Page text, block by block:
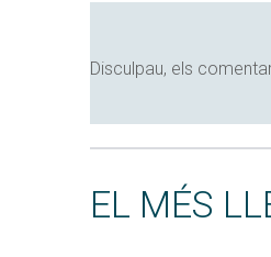
Disculpau, els
EL MÉS